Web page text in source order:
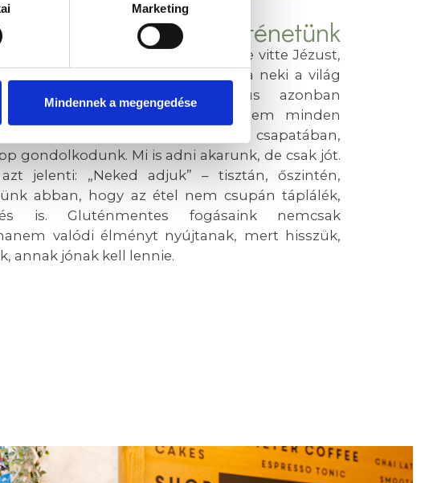
Marketing
Mindennek a megengedése
Történetünk
az ördög egy magas hegy tetejére vitte Jézust,
dabo” – „Neked adom”, felajánlva neki a világ
ha meghajol előtte. Jézus azonban
a kísértést, mert tudta, hogy nem minden
jó szándékból. Mi, a Tibidabo csapatában,
gondolkodunk. Mi is adni akarunk, de csak jót.
jelenti: „Neked adjuk” – tisztán, őszintén,
abban, hogy az étel nem csupán táplálék,
is. Gluténmentes fogásaink nemcsak
valódi élményt nyújtanak, mert hisszük,
annak jónak kell lennie.